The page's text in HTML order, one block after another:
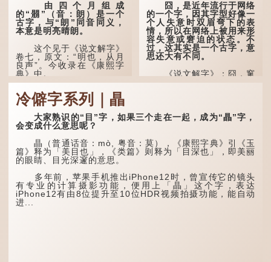
由四个月组成
的“朤”（音：朗）是一个
古字，与“朗”同音同义，
本意是明亮晴朗。
这个见于《说文解字》
卷七，原文：“明也，从月
良声”。今收录在《康熙字
典》中。
这个字，用法颇多。
“朤朤干坤，舍我其
谁。”干坤是《周易》中的
两个卦名，这里指天地、宇
宙等，形容政治清明，天下
太平！
“天空朤朤，任鸟儿高
飞。”也是指天清气明，鸟
儿可高飞。
“朤朤脆脆”就是形容办
事爽快干脆。我...
囧，是近年流行于网络
的一个字，因其字型好像一
个人失意时双眉弯下的表
情，所以在网络上被用来形
容失意或窘迫的状态。不
过，这其实是一个古字，意
思还大有不同。
《说文解字》：囧，窻
牖丽廔闿明。象形。囧，本
名，古书中的「黍于囧」表
示在囧地种黍。
这个古字十分少用，直
至21世纪，网络上开始流
行表情符号，这个字也被网
囧字的「八」像一对委
屈的八字眉模样，「口」像
惊讶、...
冷僻字系列｜瞐
大家熟识的“目”字，如果三个走在一起，成为“瞐”字，
会变成什么意思呢？
瞐（普通话音：mò, 粤音：莫），《康熙字典》引《玉
篇》释为「美目也」，《类篇》则释为「目深也」，即美丽
的眼睛、目光深邃的意思。
多年前，苹果手机推出iPhone12时，曾宣传它的镜头
有专业的计算摄影功能，便用上「瞐」这个字，表达
iPhone12有由8位提升至10位HDR视频拍摄功能，能自动
进...